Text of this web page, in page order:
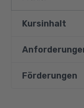
Kursinhalt
Überblick
InDesign
Ein sicherer
Förderungen